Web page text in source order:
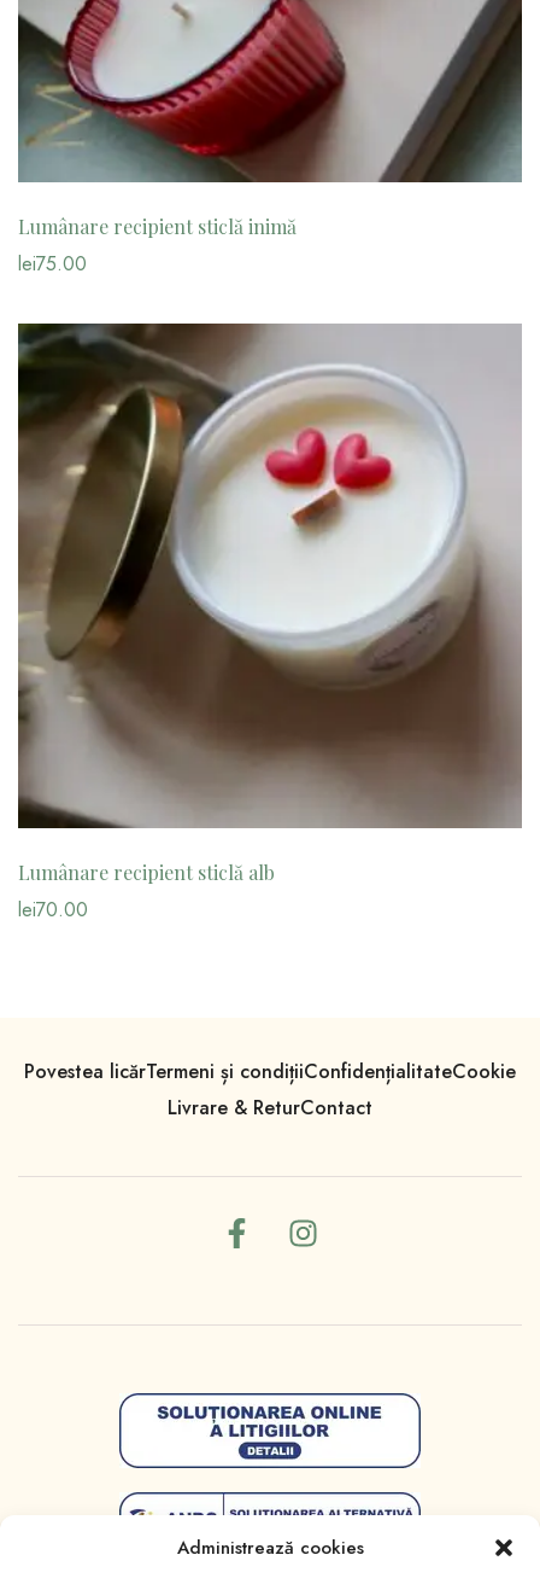
Administrează cookies
Lumânare recipient sticlă inimă
lei75.00
Lumânare recipient sticlă alb
lei70.00
Povestea licărTermeni și condițiiConfidențialitateCookie
Livrare & ReturContact